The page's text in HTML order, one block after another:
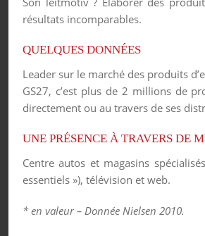
résultats incomparables.
QUELQUES DONNÉES
Leader sur le marché des produits
GS27, c’est plus de 2 millions de
directement ou au travers de ses
UNE PRÉSENCE À TRAVERS DE
Centre autos et magasins
essentiels »), télévision et web.
* en valeur – Donnée Nielsen 2010.